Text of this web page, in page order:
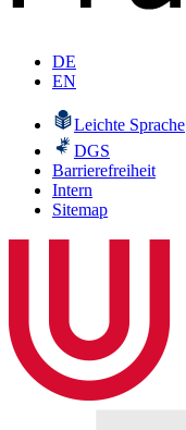
DE
EN
Leichte Sprache
DGS
Barrierefreiheit
Intern
Sitemap